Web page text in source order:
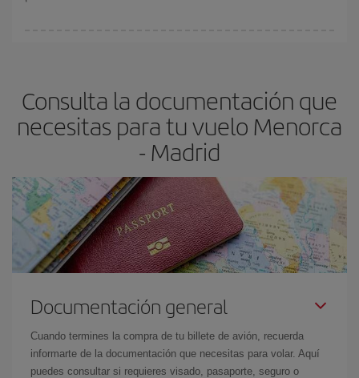
avión más baratos te saldrán. Además, si buscas los vuelos con
las fechas y los horarios del viaje un poco abiertos, podráselegir
el precio más barato.
Consulta la documentación que
necesitas para tu vuelo Menorca
- Madrid
Documentación general
Cuando termines la compra de tu billete de avión, recuerda
informarte de la documentación que necesitas para volar. Aquí
puedes consultar si requieres visado, pasaporte, seguro o